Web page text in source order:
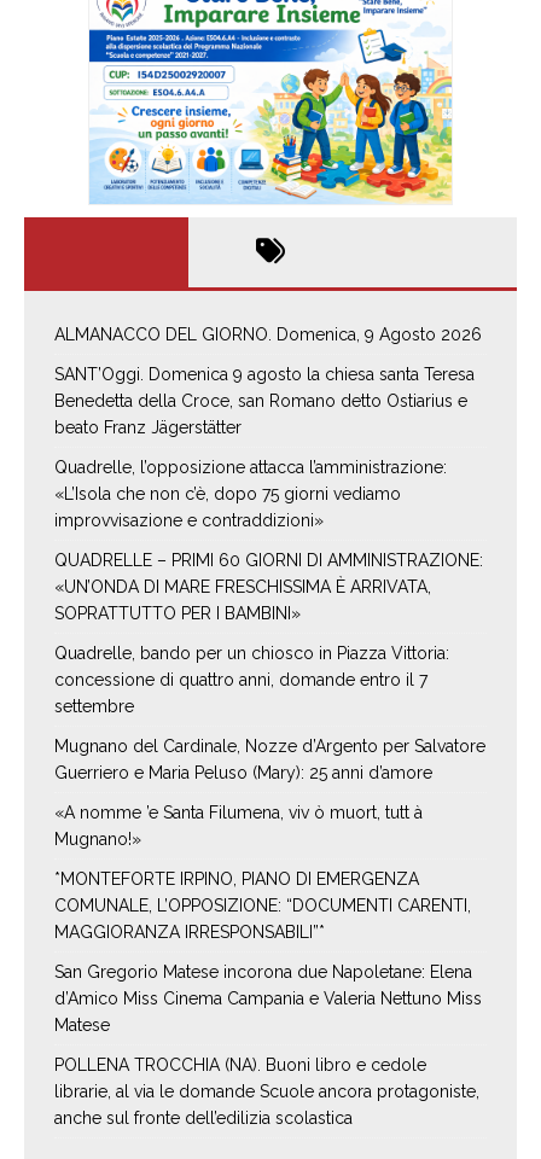
ALMANACCO DEL GIORNO. Domenica, 9 Agosto 2026
SANT’Oggi. Domenica 9 agosto la chiesa santa Teresa
Benedetta della Croce, san Romano detto Ostiarius e
beato Franz Jägerstätter
Quadrelle, l’opposizione attacca l’amministrazione:
«L’Isola che non c’è, dopo 75 giorni vediamo
improvvisazione e contraddizioni»
QUADRELLE – PRIMI 60 GIORNI DI AMMINISTRAZIONE:
«UN’ONDA DI MARE FRESCHISSIMA È ARRIVATA,
SOPRATTUTTO PER I BAMBINI»
Quadrelle, bando per un chiosco in Piazza Vittoria:
concessione di quattro anni, domande entro il 7
settembre
Mugnano del Cardinale, Nozze d’Argento per Salvatore
Guerriero e Maria Peluso (Mary): 25 anni d’amore
«A nomme ’e Santa Filumena, viv ò muort, tutt à
Mugnano!»
*MONTEFORTE IRPINO, PIANO DI EMERGENZA
COMUNALE, L’OPPOSIZIONE: “DOCUMENTI CARENTI,
MAGGIORANZA IRRESPONSABILI”*
San Gregorio Matese incorona due Napoletane: Elena
d’Amico Miss Cinema Campania e Valeria Nettuno Miss
Matese
POLLENA TROCCHIA (NA). Buoni libro e cedole
librarie, al via le domande Scuole ancora protagoniste,
anche sul fronte dell’edilizia scolastica